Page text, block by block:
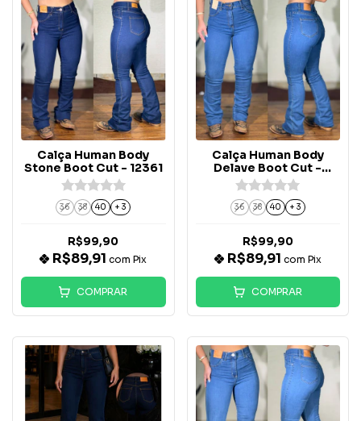
Calça Human Body
Stone Boot Cut - 12361
36 38 40 + 3
R$99,90
R$89,91com Pix
COMPRAR
Calça Human Body
Delave Boot Cut -
12360
36 38 40 + 3
R$99,90
R$89,91 com Pix
COMPRAR